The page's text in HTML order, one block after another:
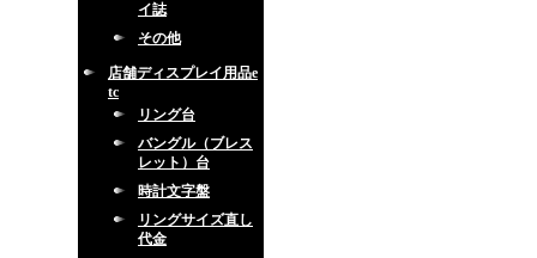
イ誌
その他
店舗ディスプレイ用品e
tc
リング台
バングル（ブレス
レット）台
時計文字盤
リングサイズ直し
代金